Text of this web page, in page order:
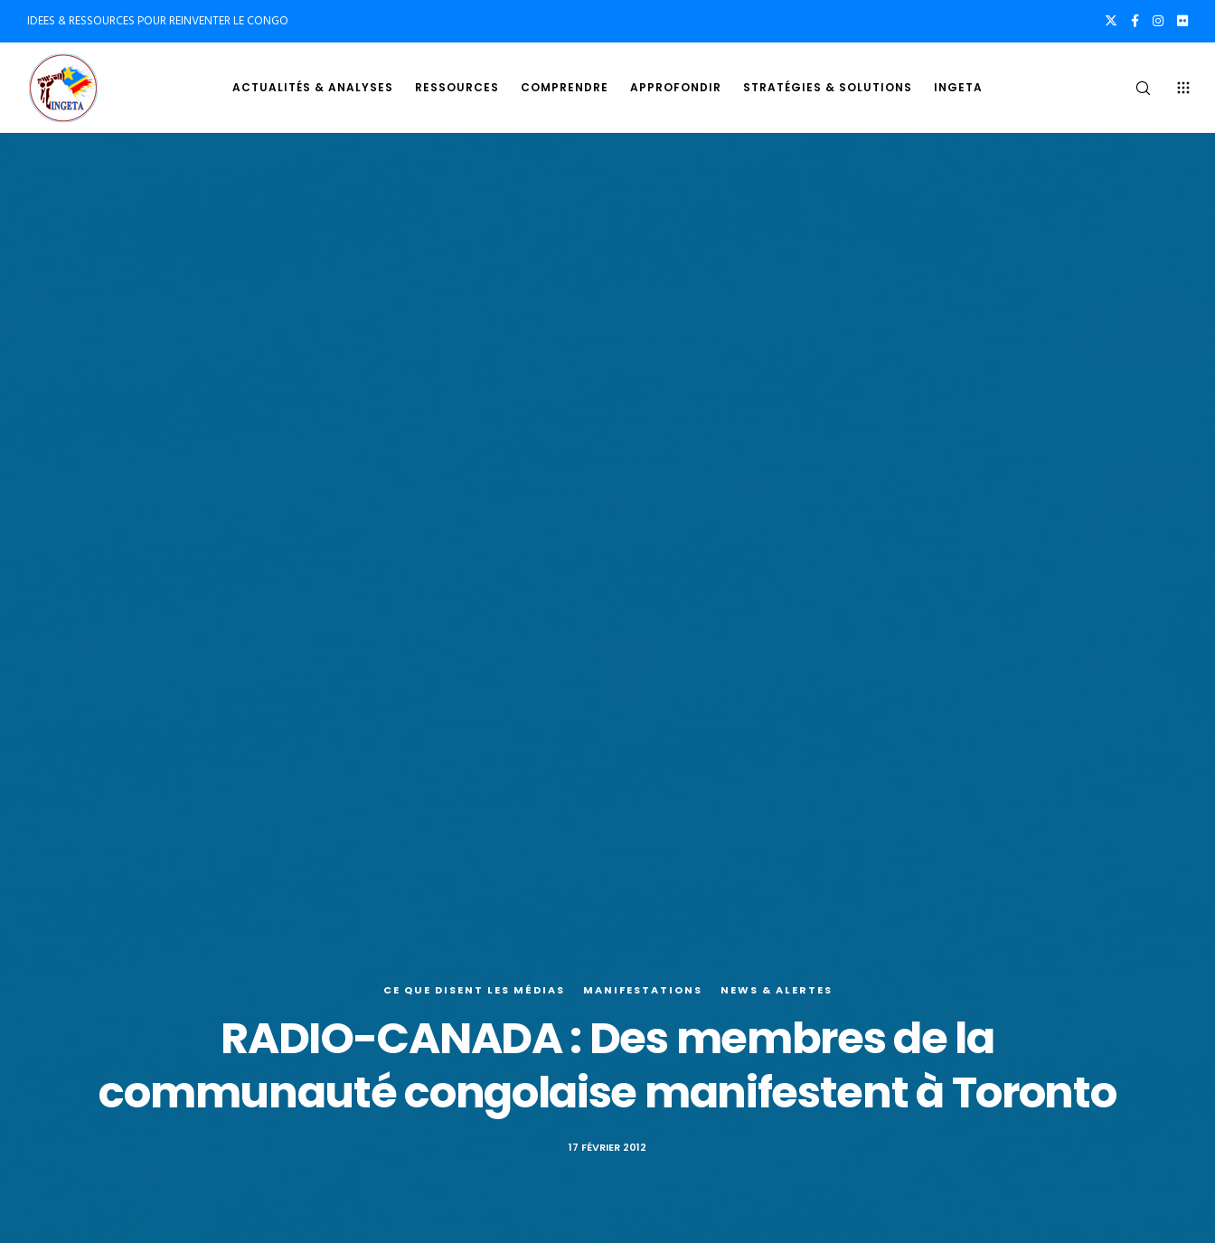
IDEES & RESSOURCES POUR REINVENTER LE CONGO
ACTUALITÉS & ANALYSES RESSOURCES COMPRENDRE APPROFONDIR STRATÉGIES & SOLUTIONS INGETA
CE QUE DISENT LES MÉDIAS MANIFESTATIONS NEWS & ALERTES
RADIO-CANADA : Des membres de la
communauté congolaise manifestent à Toronto
17 FÉVRIER 2012